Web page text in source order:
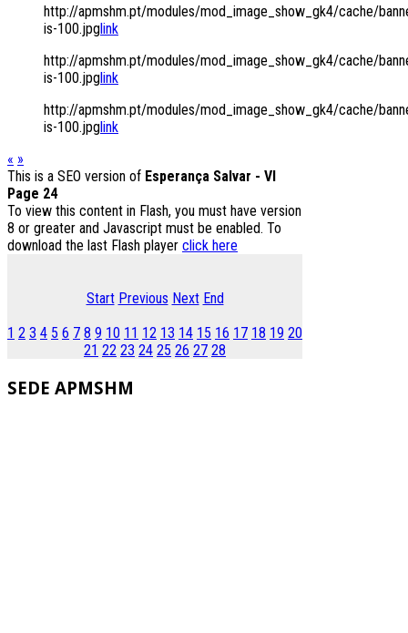
http://apmshm.pt/modules/mod_image_show_gk4/cache/
is-100.jpglink
http://apmshm.pt/modules/mod_image_show_gk4/cache/
is-100.jpglink
http://apmshm.pt/modules/mod_image_show_gk4/cache/
is-100.jpglink
« »
This is a SEO version of Esperança Salvar - VI
Page 24
To view this content in Flash, you must have version
8 or greater and Javascript must be enabled. To
download the last Flash player click here
Start Previous Next End
1 2 3 4 5 6 7 8 9 10 11 12 13 14 15 16 17 18 19 20
21 22 23 24 25 26 27 28
SEDE APMSHM